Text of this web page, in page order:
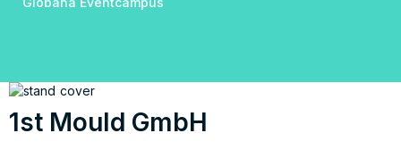
1st Mould GmbH